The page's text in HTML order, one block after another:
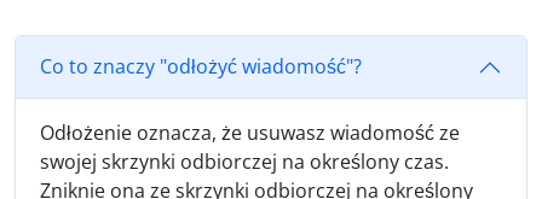
Co to znaczy "odłożyć wiadomość"?
Odłożenie oznacza, że usuwasz wiadomość ze
swojej skrzynki odbiorczej na określony czas.
Zniknie ona ze skrzynki odbiorczej na określony